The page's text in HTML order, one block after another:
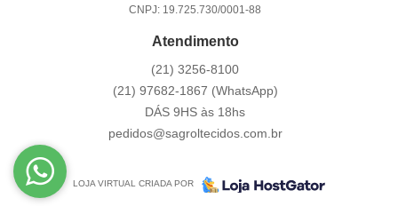
CNPJ: 19.725.730/0001-88
Atendimento
(21) 3256-8100
(21) 97682-1867 (WhatsApp)
DÁS 9HS às 18hs
pedidos@sagroltecidos.com.br
LOJA VIRTUAL CRIADA POR